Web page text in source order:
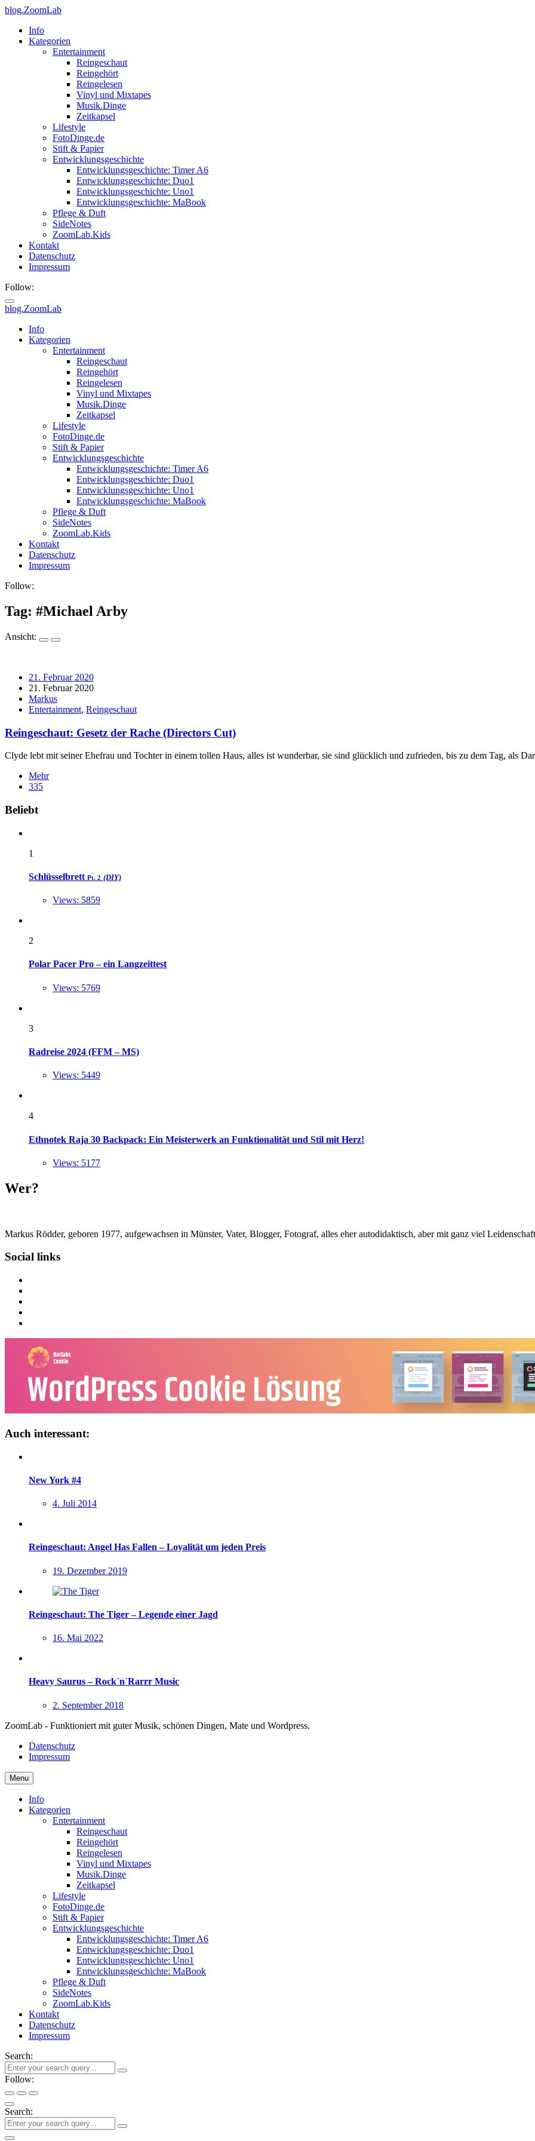
blog.ZoomLab
Info
Kategorien
Entertainment
Reingeschaut
Reingehört
Reingelesen
Vinyl und Mixtapes
Musik.Dinge
Zeitkapsel
Lifestyle
FotoDinge.de
Stift & Papier
Entwicklungsgeschichte
Entwicklungsgeschichte: Timer A6
Entwicklungsgeschichte: Duo1
Entwicklungsgeschichte: Uno1
Entwicklungsgeschichte: MaBook
Pflege & Duft
SideNotes
ZoomLab.Kids
Kontakt
Datenschutz
Impressum
Follow:
blog.ZoomLab
ZoomLab
Info
Kategorien
Entertainment
Reingeschaut
Reingehört
Reingelesen
Vinyl und Mixtapes
Musik.Dinge
Zeitkapsel
Lifestyle
FotoDinge.de
Stift & Papier
Entwicklungsgeschichte
Entwicklungsgeschichte: Timer A6
Entwicklungsgeschichte: Duo1
Entwicklungsgeschichte: Uno1
Entwicklungsgeschichte: MaBook
Pflege & Duft
SideNotes
ZoomLab.Kids
Kontakt
Datenschutz
Impressum
Follow:
Tag: #Michael Arby
Ansicht:
21. Februar 2020
21. Februar 2020
Markus
Entertainment, Reingeschaut
Reingeschaut: Gesetz der Rache (Directors Cut)
Clyde lebt mit seiner Ehefrau und Tochter in einem tollen Haus, alles ist wunderbar, sie sind glücklich und zufrieden, bis zu dem Tag, als
Mehr
335
Widgets
Beliebt
1
Schlüsselbrett Pt. 2 (DIY)
Views: 5859
2
Polar Pacer Pro – ein Langzeittest
Views: 5769
3
Radreise 2024 (FFM – MS)
Views: 5449
4
Ethnotek Raja 30 Backpack: Ein Meisterwerk an Funktionalität und Stil mit Herz!
Views: 5177
Wer?
Markus Rödder, geboren 1977, aufgewachsen in Münster, Vater, Blogger, Fotograf, alles eher autodidaktisch, aber mit ganz viel
Social links
Auch interessant:
New York #4
4. Juli 2014
Reingeschaut: Angel Has Fallen – Loyalität um jeden Preis
19. Dezember 2019
Reingeschaut: The Tiger – Legende einer Jagd
16. Mai 2022
Heavy Saurus – Rock´n´Rarrr Music
2. September 2018
ZoomLab - Funktioniert mit guter Musik, schönen Dingen, Mate und Wordpress.
Datenschutz
Impressum
Menu
Info
Kategorien
Entertainment
Reingeschaut
Reingehört
Reingelesen
Vinyl und Mixtapes
Musik.Dinge
Zeitkapsel
Lifestyle
FotoDinge.de
Stift & Papier
Entwicklungsgeschichte
Entwicklungsgeschichte: Timer A6
Entwicklungsgeschichte: Duo1
Entwicklungsgeschichte: Uno1
Entwicklungsgeschichte: MaBook
Pflege & Duft
SideNotes
ZoomLab.Kids
Kontakt
Datenschutz
Impressum
Search:
Follow:
Search: